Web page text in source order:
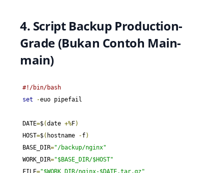
4. Script Backup Production-
Grade (Bukan Contoh Main-
main)
#!/bin/bash
set
-euo pipefail
DATE=$(date +%F)
HOST=$( hostname -f)
BASE_DIR="/backup/nginx"
WORK_DIR="$BASE_DIR/$HOST"
FILE="$WORK_DIR/nginx-$DATE.tar.gz"